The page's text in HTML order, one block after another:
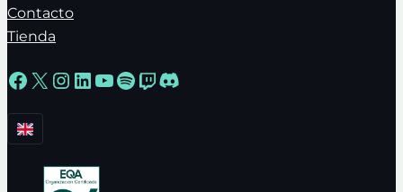
Contacto
Tienda
Facebook
X Instagram
LinkedIn
YouTube
Spotify
Twitch
Discord